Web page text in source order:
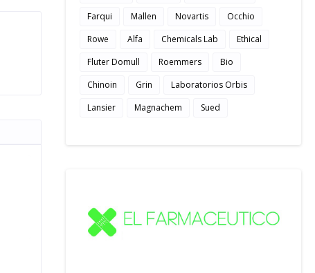
Farqui
Mallen Novartis
Occhio
Rowe
Alfa Chemicals Lab
Ethical
Fluter Domull
Roemmers
Bio
Chinoin
Grin
Laboratorios Orbis
Lansier
Magnachem Sued